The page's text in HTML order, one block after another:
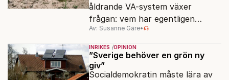
åldrande VA-system växer
frågan: vem har egentligen
ansvar för Sveriges
vattenresurser?
Av: Susanne Gäre•
INRIKES OPINION
”Sverige behöver en grön ny
giv”
Socialdemokratin måste lära av